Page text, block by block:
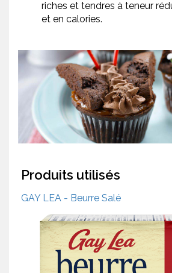
riches et tendres à teneur
et en calories.
Produits utilisés
GAY LEA - Beurre Salé